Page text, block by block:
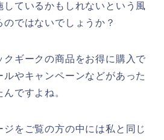
しているかもしれないという風
ではないでしょうか？
クギークの商品をお得に購入で
ルやキャンペーンなどがあった
ですよね。
をご覧の方の中には私と同じ